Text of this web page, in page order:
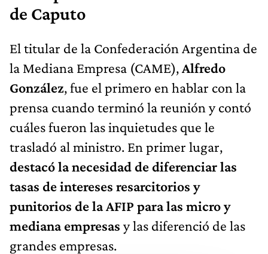
de Caputo
El titular de la Confederación Argentina de
la Mediana Empresa (CAME),Alfredo
González, fue el primero en hablar con la
prensa cuando terminó la reunión y contó
cuáles fueron las inquietudes que le
trasladó al ministro. En primer lugar,
destacó la necesidad de diferenciar las
tasas de intereses resarcitorios y
punitorios de la AFIP para las micro y
mediana empresas y las diferenció de las
grandes empresas.